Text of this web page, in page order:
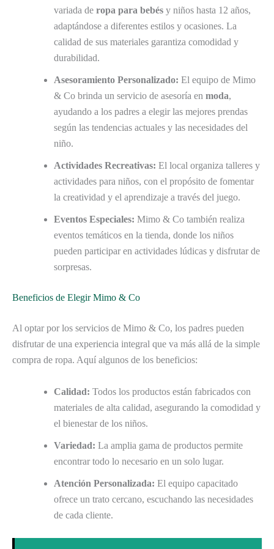
variada de ropa para bebés y niños hasta 12 años,
adaptándose a diferentes estilos y ocasiones. La
calidad de sus materiales garantiza comodidad y
durabilidad.
Asesoramiento Personalizado: El equipo de Mimo
& Co brinda un servicio de asesoría en moda,
ayudando a los padres a elegir las mejores prendas
según las tendencias actuales y las necesidades del
niño.
Actividades Recreativas: El local organiza talleres y
actividades para niños, con el propósito de fomentar
la creatividad y el aprendizaje a través del juego.
Eventos Especiales: Mimo & Co también realiza
eventos temáticos en la tienda, donde los niños
pueden participar en actividades lúdicas y disfrutar de
sorpresas.
Beneficios de Elegir Mimo & Co
Al optar por los servicios de Mimo & Co, los padres pueden
disfrutar de una experiencia integral que va más allá de la simple
compra de ropa. Aquí algunos de los beneficios:
Calidad: Todos los productos están fabricados con
materiales de alta calidad, asegurando la comodidad y
el bienestar de los niños.
Variedad: La amplia gama de productos permite
encontrar todo lo necesario en un solo lugar.
Atención Personalizada: El equipo capacitado
ofrece un trato cercano, escuchando las necesidades
de cada cliente.